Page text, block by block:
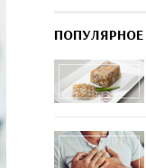
ПОПУЛЯРНОЕ